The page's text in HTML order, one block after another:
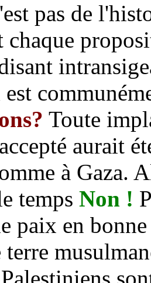
pas de
chaque
Toute
aurait
à Gaza.
temps Non !
paix en
terre